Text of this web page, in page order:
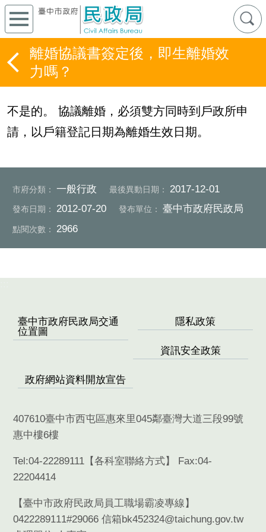
離婚協議書簽定後，即生離婚效
力嗎？
不是的。 協議離婚，必須雙方同時到戶政所申
請，以戶籍登記日期為離婚生效日期。
市府分類： 一般行政 最後異動日期： 2017-12-01
發布日期： 2012-07-20 發布單位： 臺中市政府民政局
點閱次數： 2966
臺中市政府民政局交通
位置圖
隱私政策
資訊安全政策
政府網站資料開放宣告
407610臺中市西屯區惠來里045鄰臺灣大道三段99號
惠中樓6樓
Tel:04-22289111【各科室聯絡方式】 Fax:04-
22204414
【臺中市政府民政局員工職場霸凌專線】
0422289111#29066 信箱bk452324@taichung.gov.tw